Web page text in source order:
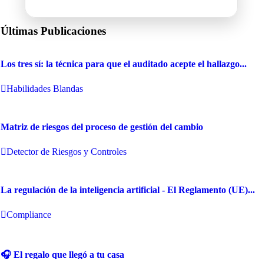
Últimas Publicaciones
Los tres sí: la técnica para que el auditado acepte el hallazgo...
Habilidades Blandas
Matriz de riesgos del proceso de gestión del cambio
Detector de Riesgos y Controles
La regulación de la inteligencia artificial - El Reglamento (UE)...
Compliance
🎧 El regalo que llegó a tu casa